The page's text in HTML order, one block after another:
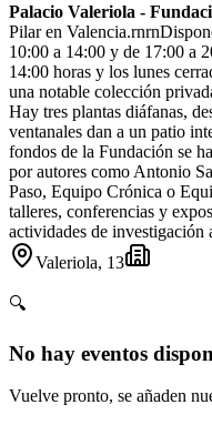
Palacio Valeriola -
Pilar en
10:00 a 14:00 y de 17:00 a
14:00 horas y los lunes
una notable colección
Hay tres plantas diáfanas,
ventanales dan a un patio
fondos de la Fundación se
por autores como Antonio
Paso, Equipo Crónica o
talleres, conferencias y
actividades de investigación
Valeriola, 13
🔍
No hay eventos
Vuelve pronto, se añaden